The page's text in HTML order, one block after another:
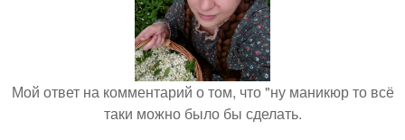
Мой ответ на комментарий о том, что "ну маникюр то всё
таки можно было бы сделать.